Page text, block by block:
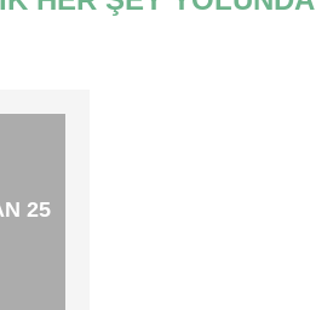
25